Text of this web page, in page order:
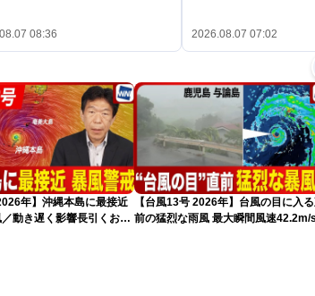
08:36 2026.08.07 07:02
年】沖縄本島に最接近
動き遅く影響長引くおそ
【台風13号 2026年】台風の目に入
前の猛烈な雨風 最大瞬間風速42.2m/